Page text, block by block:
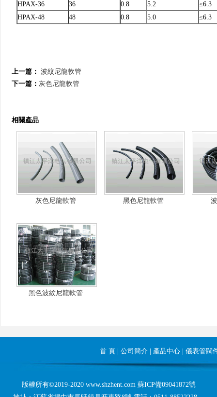
HPAX-36
36 0.8 5.2
≤6.3
HPAX-48
48 0.8 5.0 ≤6.3
上一篇： 波紋尼龍軟管
下一篇： 灰色尼龍軟管
相關產品
灰色尼龍軟管 黑色尼龍軟管
黑色波紋尼龍軟管
首 頁 公司簡介| 產品中心| 儀表管閥
版權所有©2019-2020 www.shzhent.com 蘇ICP備09041872號